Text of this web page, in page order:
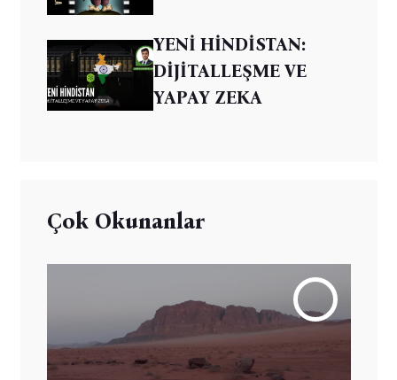
YENİ HİNDİSTAN:
DİJİTALLEŞME VE
YAPAY ZEKA
Çok Okunanlar